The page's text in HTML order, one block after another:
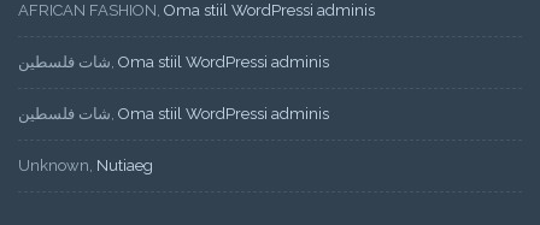
AFRICAN FASHION, Oma stiil WordPressi adminis
شات فلسطين, Oma stiil WordPressi adminis
شات فلسطين, Oma stiil WordPressi adminis
Unknown, Nutiaeg